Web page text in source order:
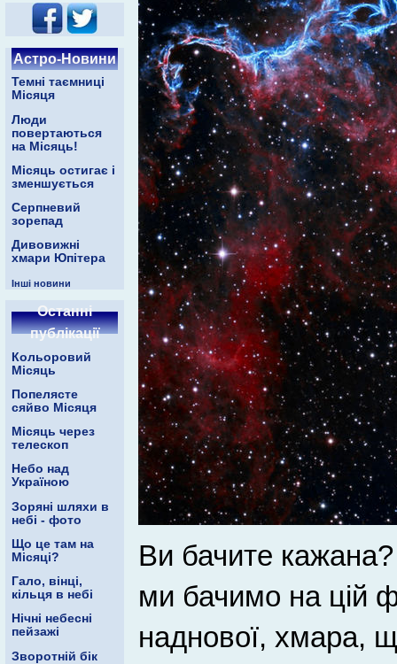
Астро-Новини
Темні таємниці
Місяця
Люди
повертаються
на Місяць!
Місяць остигає і
зменшується
Серпневий
зорепад
Дивовижні
хмари Юпітера
Інші новини
Останні
публікації
Кольоровий
Місяць
Попелясте
сяйво Місяця
Місяць через
телескоп
Небо над
Україною
Зоряні шляхи в
небі - фото
Що це там на
Місяці?
Гало, вінці,
кільця в небі
Нічні небесні
пейзажі
Зворотній бік
Ви бачите кажана?
ми бачимо на цій
наднової, хмара,